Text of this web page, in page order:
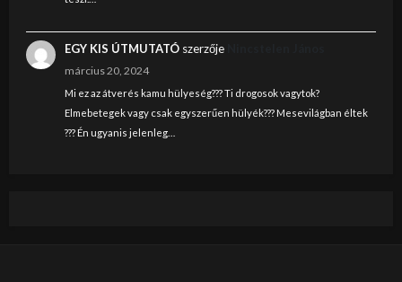
EGY KIS ÚTMUTATÓszerzője
március 20, 2024
Mi ez az átverés kamu hülyeség??? Ti drogosok vagytok?
Elmebetegek vagy csak egyszerűen hülyék??? Mesevilágban éltek
??? Én ugyanis jelenleg…